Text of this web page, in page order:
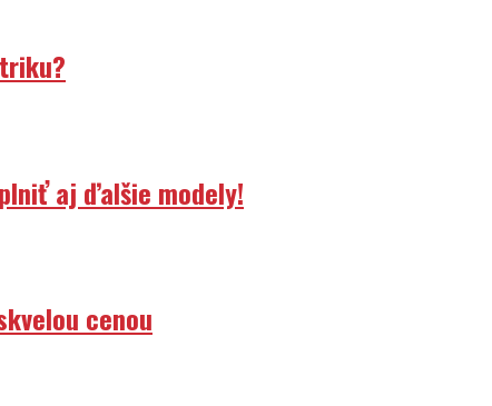
aj ďalšie modely!
cenou